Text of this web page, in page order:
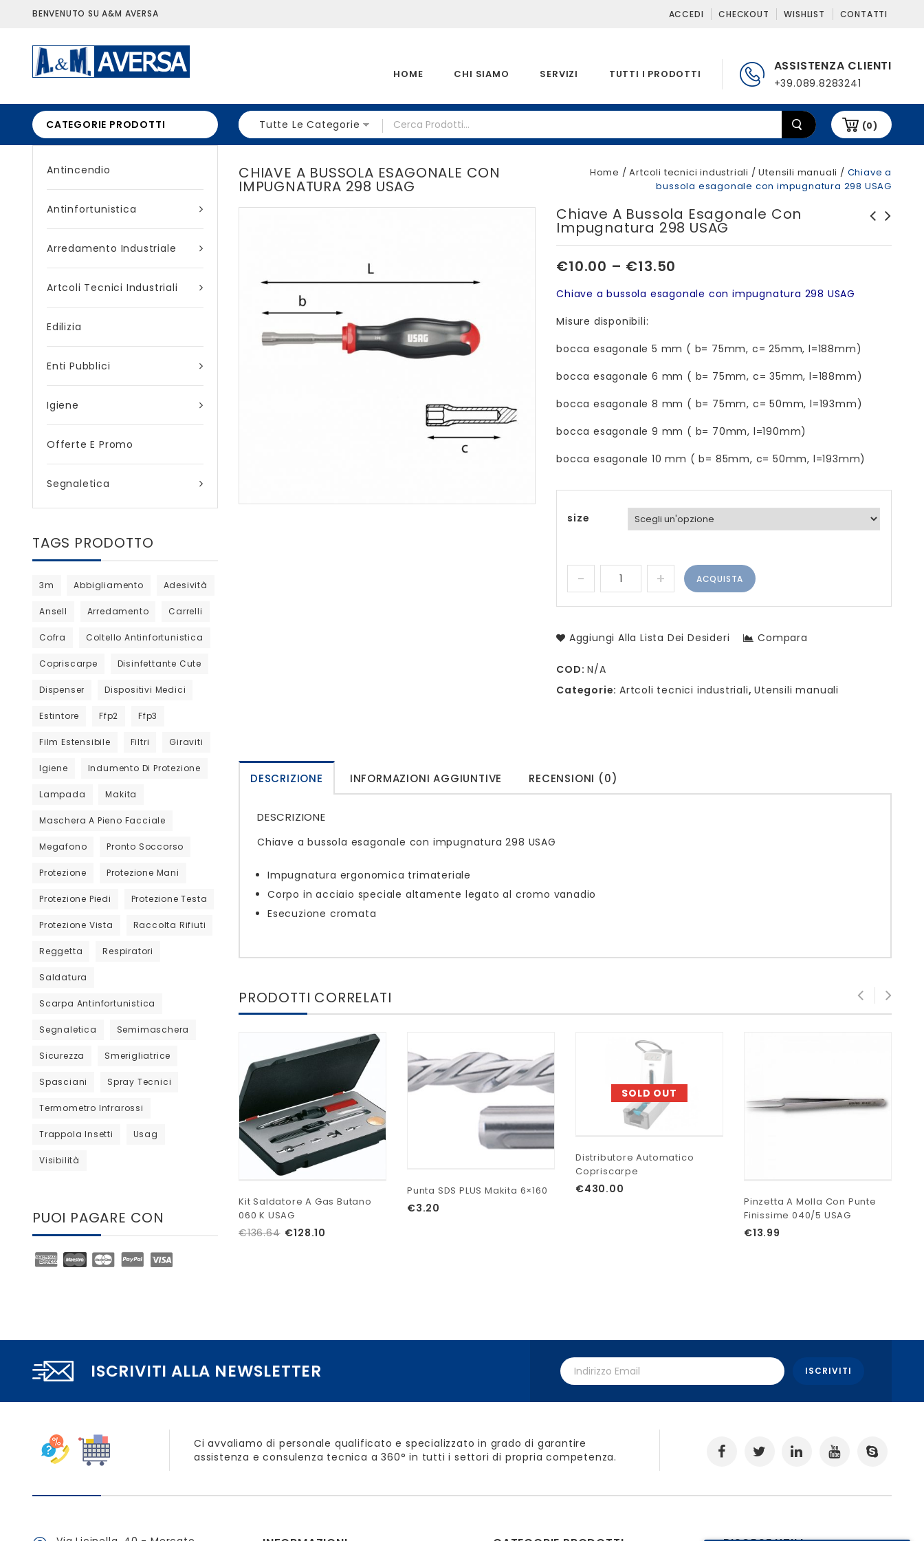
BENVENUTO SU A&M AVERSA ACCEDI CHECKOUT WISHLIST CONTATTI
ASSISTENZA CLIENTI
+39.089.8283241
HOME CHI SIAMO SERVIZI TUTTI I PRODOTTI
CATEGORIE PRODOTTI Tutte Le Categorie (0)
Antincendio
Antinfortunistica
Arredamento Industriale
Artcoli Tecnici Industriali
Edilizia
Enti Pubblici
Igiene
Offerte E Promo
Segnaletica
CHIAVE A BUSSOLA ESAGONALE CON
IMPUGNATURA 298 USAG
Home /Artcoli tecnici industriali /Utensili manuali / Chiave a
bussola esagonale con impugnatura 298 USAG
Chiave A Bussola Esagonale Con
Impugnatura 298 USAG
€10.00 – €13.50
Chiave a bussola esagonale con impugnatura 298 USAG
Misure disponibili:
bocca esagonale 5 mm ( b= 75mm, c= 25mm, l=188mm)
bocca esagonale 6 mm ( b= 75mm, c= 35mm, l=188mm)
bocca esagonale 8 mm ( b= 75mm, c= 50mm, l=193mm)
bocca esagonale 9 mm ( b= 70mm, l=190mm)
bocca esagonale 10 mm ( b= 85mm, c= 50mm, l=193mm)
size
ACQUISTA
Aggiungi Alla Lista Dei Desideri Compara
COD:N/A
Categorie:Artcoli tecnici industriali,Utensili manuali
DESCRIZIONE INFORMAZIONI AGGIUNTIVE RECENSIONI (0)
DESCRIZIONE
Chiave a bussola esagonale con impugnatura 298 USAG
Impugnatura ergonomica trimateriale
Corpo in acciaio speciale altamente legato al cromo vanadio
Esecuzione cromata
PRODOTTI CORRELATI
Kit Saldatore A Gas Butano
060 K USAG
€136.64 €128.10
Punta SDS PLUS Makita 6×160
€3.20
SOLD OUT
Distributore Automatico
Copriscarpe
€430.00
Pinzetta A Molla Con Punte
Finissime 040/5 USAG
€13.99
TAGS PRODOTTO
3m Abbigliamento Adesività
Ansell Arredamento Carrelli
Cofra Coltello Antinfortunistica
Copriscarpe Disinfettante Cute
Dispenser Dispositivi Medici
Estintore Ffp2 Ffp3
Film Estensibile Filtri Giraviti
Igiene Indumento Di Protezione
Lampada Makita
Maschera A Pieno Facciale
Megafono Pronto Soccorso
Protezione Protezione Mani
Protezione Piedi Protezione Testa
Protezione Vista Raccolta Rifiuti
Reggetta Respiratori
Saldatura
Scarpa Antinfortunistica
Segnaletica Semimaschera
Sicurezza Smerigliatrice
Spasciani Spray Tecnici
Termometro Infrarossi
Trappola Insetti Usag
Visibilità
PUOI PAGARE CON
ISCRIVITI ALLA NEWSLETTER
Ci avvaliamo di personale qualificato e specializzato in grado di garantire
assistenza e consulenza tecnica a 360° in tutti i settori di propria competenza.